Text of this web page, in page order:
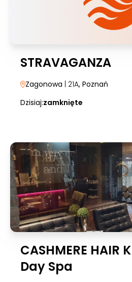
STRAVAGANZA
Zagonowa | 21A, Poznań
Dzisiaj:zamknięte
CASHMERE HAIR
Day Spa